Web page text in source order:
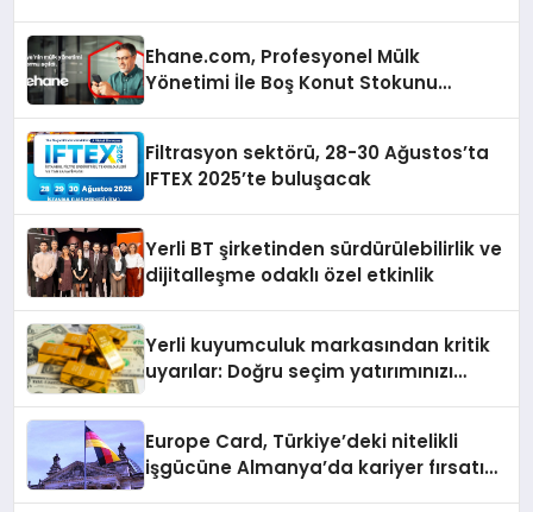
Ehane.com, Profesyonel Mülk
Yönetimi İle Boş Konut Stokunu
Filtrasyon sektörü, 28-30 Ağustos’ta
IFTEX 2025’te buluşacak
Yerli BT şirketinden sürdürülebilirlik ve
dijitalleşme odaklı özel etkinlik
Yerli kuyumculuk markasından kritik
uyarılar: Doğru seçim yatırımınızı
Europe Card, Türkiye’deki nitelikli
işgücüne Almanya’da kariyer fırsatı